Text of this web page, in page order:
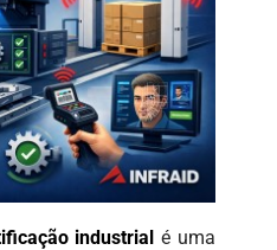
industrial é uma